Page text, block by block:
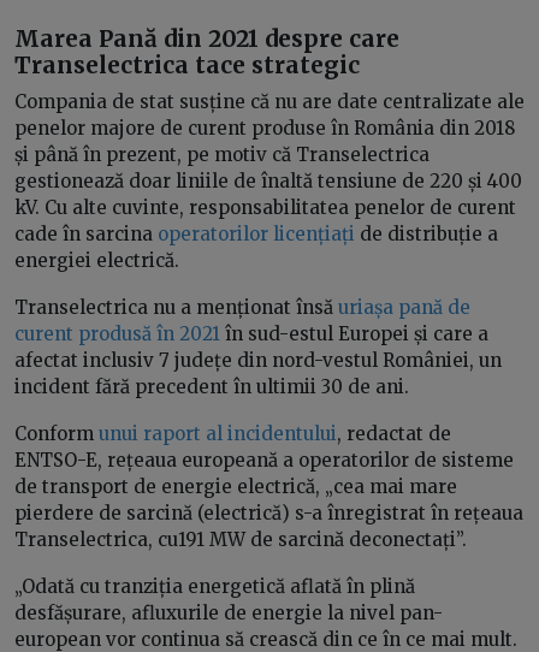
Marea Pană din 2021 despre care
Transelectrica tace strategic
Compania de stat susține că nu are date centralizate ale
penelor majore de curent produse în România din 2018
și până în prezent, pe motiv că Transelectrica
gestionează doar liniile de înaltă tensiune de 220 și 400
kV. Cu alte cuvinte, responsabilitatea penelor de curent
cade în sarcina operatorilor licențiați de distribuție a
energiei electrică.
Transelectrica nu a menționat însă uriașa pană de
curent produsă în 2021 în sud-estul Europei și care a
afectat inclusiv 7 județe din nord-vestul României, un
incident fără precedent în ultimii 30 de ani.
Conform unui raport al incidentului, redactat de
ENTSO-E, rețeaua europeană a operatorilor de sisteme
de transport de energie electrică, „cea mai mare
pierdere de sarcină (electrică) s-a înregistrat în rețeaua
Transelectrica, cu191 MW de sarcină deconectați”.
„Odată cu tranziția energetică aflată în plină
desfășurare, afluxurile de energie la nivel pan-
european vor continua să crească din ce în ce mai mult.